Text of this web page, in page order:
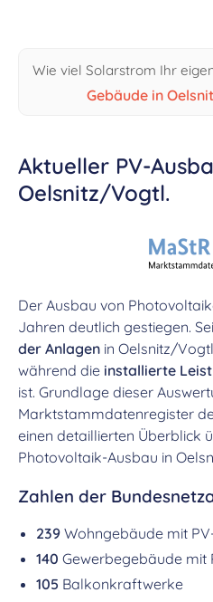
Wie viel Solarstrom Ihr
Gebäude in
Aktueller PV-
Oelsnitz/Vogtl.
Der Ausbau von
Jahren deutlich gestiegen.
der Anlagen in Oelsnitz/
während die installierte
ist. Grundlage dieser
Marktstammdatenregister
einen detaillierten Überblick
Photovoltaik-Ausbau in
Zahlen der
239 Wohngebäude mit
140 Gewerbegebäude mit
105 Balkonkraftwerke